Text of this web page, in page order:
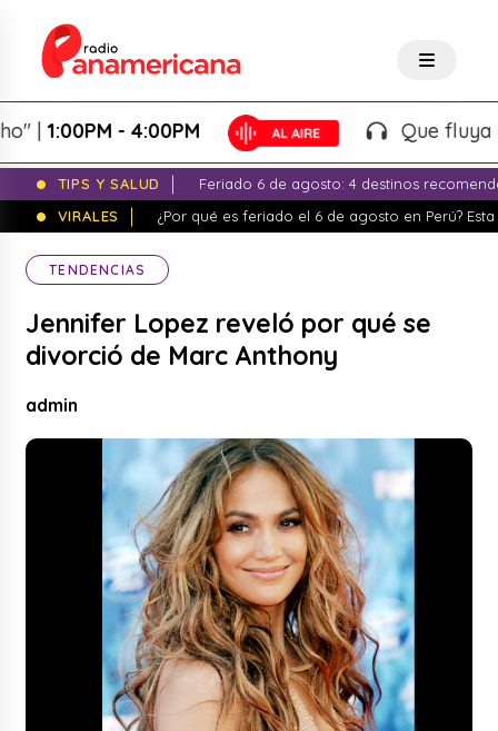
- 4:00PM Que fluya la
TIPS Y SALUD
Feriado 6 de agosto: 4 destinos
VIRALES
¿Por qué es feriado el 6 de agosto en Perú?
TENDENCIAS
Jennifer Lopez reveló por qué se
divorció de Marc Anthony
admin